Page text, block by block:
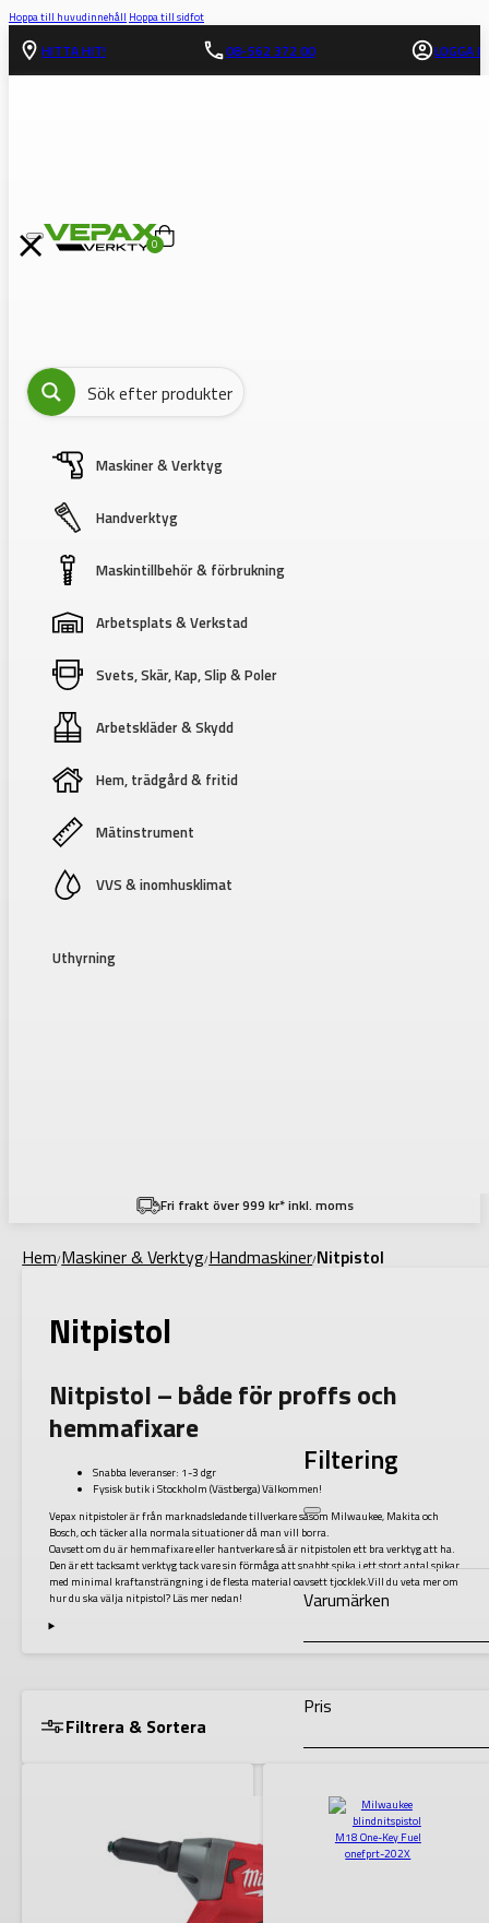
Hoppa till huvudinnehåll Hoppa till sidfot
HITTA HIT! 08-562 372 00 LOGGA IN
0
Maskiner & Verktyg
Handverktyg
Maskintillbehör & förbrukning
Arbetsplats & Verkstad
Svets, Skär, Kap, Slip & Poler
Arbetskläder & Skydd
Hem, trädgård & fritid
Mätinstrument
VVS & inomhusklimat
Uthyrning
Fri frakt över 999 kr* inkl. moms
Hem/Maskiner & Verktyg/Handmaskiner/Nitpistol
Nitpistol
Nitpistol – både för proffs och
hemmafixare
Snabba leveranser: 1-3 dgr
Fysisk butik i Stockholm (Västberga) Välkommen!
Vepax nitpistoler är från marknadsledande tillverkare såsom Milwaukee, Makita och
Bosch, och täcker alla normala situationer då man vill borra.
Oavsett om du är hemmafixare eller hantverkare så är nitpistolen ett bra verktyg att ha.
Den är ett tacksamt verktyg tack vare sin förmåga att snabbt spika i ett stort antal spikar
med minimal kraftansträngning i de flesta material oavsett tjocklek.Vill du veta mer om
hur du ska välja nitpistol? Läs mer nedan!
Filtrera & Sortera
Filtering
Varumärken
Pris
Lagerstatus